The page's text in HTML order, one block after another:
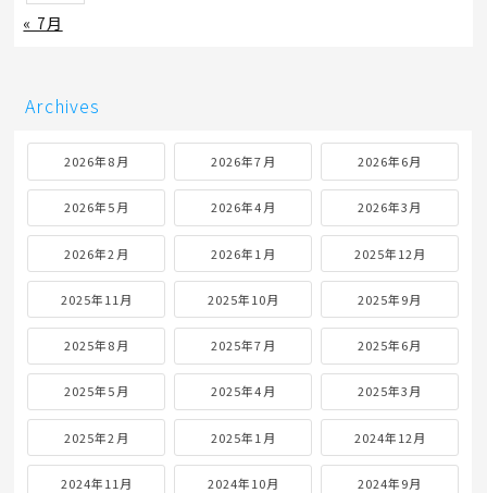
« 7月
Archives
2026年8月 2026年7月 2026年6月
2026年5月 2026年4月 2026年3月
2026年2月 2026年1月 2025年12月
2025年11月 2025年10月 2025年9月
2025年8月 2025年7月 2025年6月
2025年5月 2025年4月 2025年3月
2025年2月 2025年1月 2024年12月
2024年11月 2024年10月 2024年9月